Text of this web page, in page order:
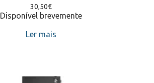
30,50€
Disponível brevemente
Ler mais